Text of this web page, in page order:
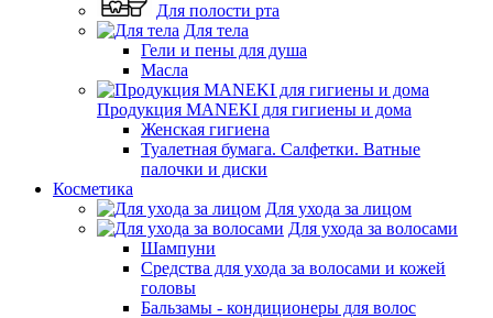
Для полости рта
Для тела
Гели и пены для душа
Масла
Продукция MANEKI для гигиены и дома
Женская гигиена
Туалетная бумага. Салфетки. Ватные
палочки и диски
Косметика
Для ухода за лицом
Для ухода за волосами
Шампуни
Средства для ухода за волосами и кожей
головы
Бальзамы - кондиционеры для волос